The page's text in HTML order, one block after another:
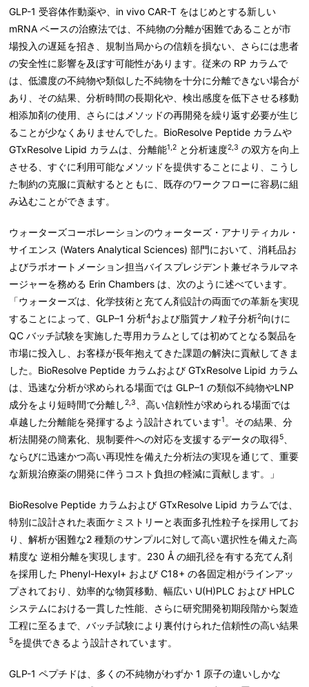
GLP-1 受容体作動薬や、in vivo CAR-T をはじめとする新しい
mRNA ベースの治療法では、不純物の分離が困難であることが市
場投入の遅延を招き、規制当局からの信頼を損ない、さらには患者
の安全性に影響を及ぼす可能性があります。従来の RP カラムで
は、低濃度の不純物や類似した不純物を十分に分離できない場合が
あり、その結果、分析時間の長期化や、検出感度を低下させる移動
相添加剤の使用、さらにはメソッドの再開発を繰り返す必要が生じ
ることが少なくありませんでした。BioResolve Peptide カラムや
GTxResolve Lipid カラムは、分離能1,2 と分析速度2,3 の双方を向上
させる、すぐに利用可能なメソッドを提供することにより、こうし
た制約の克服に貢献するとともに、既存のワークフローに容易に組
み込むことができます。
ウォーターズコーポレーションのウォーターズ・アナリティカル・
サイエンス (Waters Analytical Sciences) 部門において、消耗品お
よびラボオートメーション担当バイスプレジデント兼ゼネラルマネ
ージャーを務める Erin Chambers は、次のように述べています。
「ウォーターズは、化学技術と充てん剤設計の両面での革新を実現
することによって、GLP–1 分析4および脂質ナノ粒子分析2向けに
QC バッチ試験を実施した専用カラムとしては初めてとなる製品を
市場に投入し、お客様が長年抱えてきた課題の解決に貢献してきま
した。BioResolve Peptide カラムおよび GTxResolve Lipid カラム
は、迅速な分析が求められる場面では GLP–1 の類似不純物やLNP
成分をより短時間で分離し2,3
、高い信頼性が求められる場面では
卓越した分離能を発揮するよう設計されています1 。その結果、分
析法開発の簡素化、規制要件への対応を支援するデータの取得5
ならびに迅速かつ高い再現性を備えた分析法の実現を通じて、重要
な新規治療薬の開発に伴うコスト負担の軽減に貢献します。」
BioResolve Peptide カラムおよび GTxResolve Lipid カラムでは、
特別に設計された表面ケミストリーと表面多孔性粒子を採用してお
り、解析が困難な2 種類のサンプルに対して高い選択性を備えた高
精度な 逆相分離を実現します。230 Å の細孔径を有する充てん剤
を採用した Phenyl-Hexyl+ および C18+ の各固定相がラインアッ
プされており、効率的な物質移動、幅広い U(H)PLC および HPLC
システムにおける一貫した性能、さらに研究開発初期段階から製造
工程に至るまで、バッチ試験により裏付けられた信頼性の高い結果
5を提供できるよう設計されています。
GLP-1 ペプチドは、多くの不純物がわずか 1 原子の違いしかな